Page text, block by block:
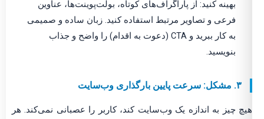
بهینه کنید: از پاراگراف‌های کوتاه، بولت‌پوینت‌ها، عناوین
فرعی و تصاویر مرتبط استفاده کنید. زبان ساده و صمیمی
به کار ببرید و CTA (دعوت به اقدام) را واضح و جذاب
بنویسید.
۳. مشکل: سرعت پایین بارگذاری وب‌سایت
هیچ چیز به اندازه یک وب‌سایت کند، کاربر را عصبانی نمی‌کند. هر